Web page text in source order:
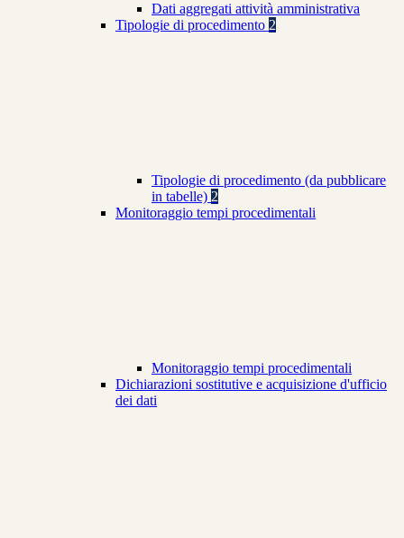
Dati aggregati attività amministrativa
Tipologie di procedimento 2
Tipologie di procedimento (da pubblicare
in tabelle) 2
Monitoraggio tempi procedimentali
Monitoraggio tempi procedimentali
Dichiarazioni sostitutive e acquisizione d'ufficio
dei dati